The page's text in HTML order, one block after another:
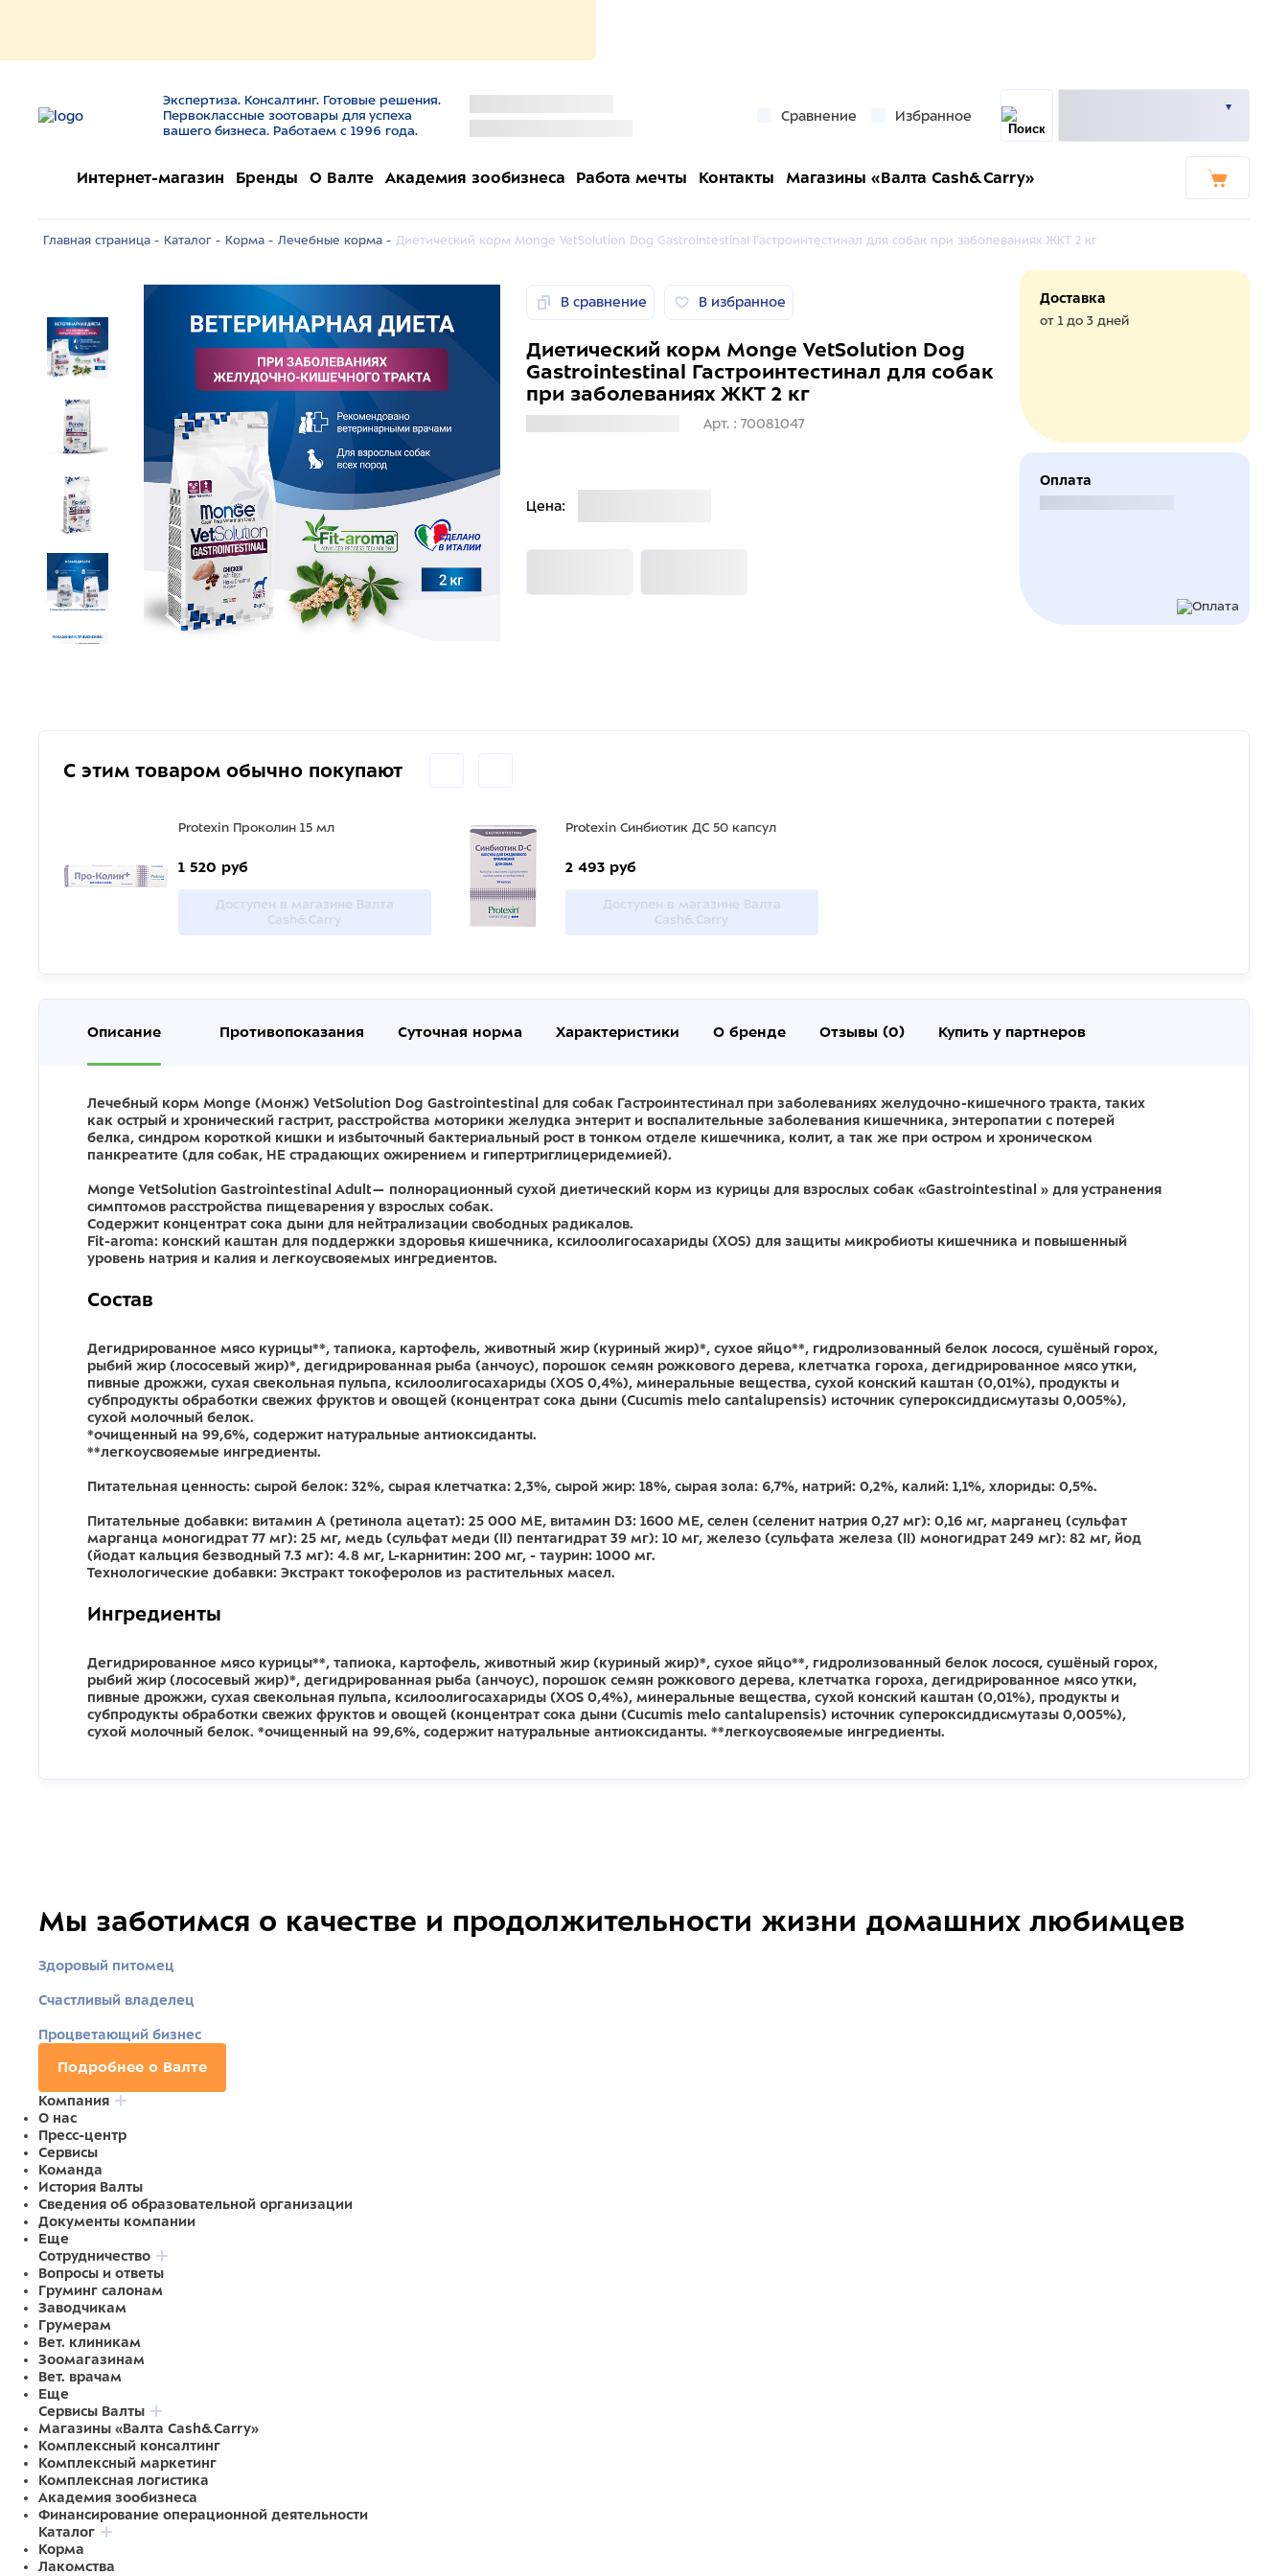
Экспертиза. Консалтинг. Готовые решения.
Первоклассные зоотовары для успеха
вашего бизнеса. Работаем с 1996 года.
Сравнение Избранное
Интернет-магазин Бренды О Валте Академия зообизнеса Работа мечты Контакты Магазины «Валта Cash&Carry»
Главная страница - Каталог - Корма - Лечебные корма - Диетический корм Monge VetSolution Dog Gastrointestinal Гастроинтестинал для собак при заболеваниях ЖКТ 2 кг
В сравнение В избранное
Диетический корм Monge VetSolution Dog
Gastrointestinal Гастроинтестинал для собак
при заболеваниях ЖКТ 2 кг
Арт. : 70081047
Цена:
Доставка
от 1 до 3 дней
Оплата
С этим товаром обычно покупают
Protexin Проколин 15 мл
1 520 руб
Доступен в магазине Валта
Cash&Carry
Protexin Синбиотик ДС 50 капсул
2 493 руб
Доступен в магазине Валта
Cash&Carry
Описание Противопоказания Суточная норма Характеристики О бренде Отзывы (0) Купить у партнеров
Лечебный корм Monge (Монж) VetSolution Dog Gastrointestinal для собак Гастроинтестинал при заболеваниях желудочно-кишечного тракта, таких
как острый и хронический гастрит, расстройства моторики желудка энтерит и воспалительные заболевания кишечника, энтеропатии с потерей
белка, синдром короткой кишки и избыточный бактериальный рост в тонком отделе кишечника, колит, а так же при остром и хроническом
панкреатите (для собак, НЕ страдающих ожирением и гипертриглицеридемией).
Monge VetSolution Gastrointestinal Adult— полнорационный сухой диетический корм из курицы для взрослых собак «Gastrointestinal » для устранения
симптомов расстройства пищеварения у взрослых собак.
Содержит концентрат сока дыни для нейтрализации свободных радикалов.
Fit-aroma: конский каштан для поддержки здоровья кишечника, ксилоолигосахариды (XOS) для защиты микробиоты кишечника и повышенный
уровень натрия и калия и легкоусвояемых ингредиентов.
Состав
Дегидрированное мясо курицы**, тапиока, картофель, животный жир (куриный жир)*, сухое яйцо**, гидролизованный белок лосося, сушёный горох,
рыбий жир (лососевый жир)*, дегидрированная рыба (анчоус), порошок семян рожкового дерева, клетчатка гороха, дегидрированное мясо утки,
пивные дрожжи, сухая свекольная пульпа, ксилоолигосахариды (XOS 0,4%), минеральные вещества, сухой конский каштан (0,01%), продукты и
субпродукты обработки свежих фруктов и овощей (концентрат сока дыни (Cucumis melo cantalupensis) источник супероксиддисмутазы 0,005%),
сухой молочный белок.
*очищенный на 99,6%, содержит натуральные антиоксиданты.
**легкоусвояемые ингредиенты.
Питательная ценность: сырой белок: 32%, сырая клетчатка: 2,3%, сырой жир: 18%, сырая зола: 6,7%, натрий: 0,2%, калий: 1,1%, хлориды: 0,5%.
Питательные добавки: витамин А (ретинола ацетат): 25 000 МЕ, витамин D3: 1600 МЕ, селен (селенит натрия 0,27 мг): 0,16 мг, марганец (сульфат
марганца моногидрат 77 мг): 25 мг, медь (сульфат меди (II) пентагидрат 39 мг): 10 мг, железо (сульфата железа (II) моногидрат 249 мг): 82 мг, йод
(йодат кальция безводный 7.3 мг): 4.8 мг, L-карнитин: 200 мг, - таурин: 1000 мг.
Технологические добавки: Экстракт токоферолов из растительных масел.
Ингредиенты
Дегидрированное мясо курицы**, тапиока, картофель, животный жир (куриный жир)*, сухое яйцо**, гидролизованный белок лосося, сушёный горох,
рыбий жир (лососевый жир)*, дегидрированная рыба (анчоус), порошок семян рожкового дерева, клетчатка гороха, дегидрированное мясо утки,
пивные дрожжи, сухая свекольная пульпа, ксилоолигосахариды (XOS 0,4%), минеральные вещества, сухой конский каштан (0,01%), продукты и
субпродукты обработки свежих фруктов и овощей (концентрат сока дыни (Cucumis melo cantalupensis) источник супероксиддисмутазы 0,005%),
сухой молочный белок. *очищенный на 99,6%, содержит натуральные антиоксиданты. **легкоусвояемые ингредиенты.
Мы заботимся о качестве и продолжительности жизни домашних любимцев
Здоровый питомец
Счастливый владелец
Процветающий бизнес
Подробнее о Валте
Компания
О нас
Пресс-центр
Сервисы
Команда
История Валты
Сведения об образовательной организации
Документы компании
Еще
Сотрудничество
Вопросы и ответы
Груминг салонам
Заводчикам
Грумерам
Вет. клиникам
Зоомагазинам
Вет. врачам
Еще
Сервисы Валты
Магазины «Валта Cash&Carry»
Комплексный консалтинг
Комплексный маркетинг
Комплексная логистика
Академия зообизнеса
Финансирование операционной деятельности
Каталог
Корма
Лакомства